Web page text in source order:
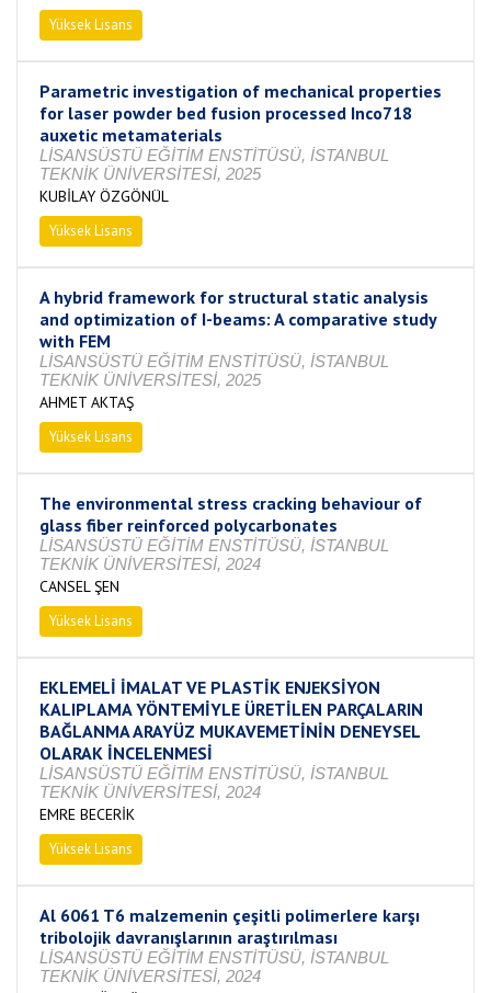
Yüksek Lisans
Parametric investigation of mechanical properties
for laser powder bed fusion processed Inco718
auxetic metamaterials
LİSANSÜSTÜ EĞİTİM ENSTİTÜSÜ, İSTANBUL
TEKNİK ÜNİVERSİTESİ, 2025
KUBİLAY ÖZGÖNÜL
Yüksek Lisans
A hybrid framework for structural static analysis
and optimization of I-beams: A comparative study
with FEM
LİSANSÜSTÜ EĞİTİM ENSTİTÜSÜ, İSTANBUL
TEKNİK ÜNİVERSİTESİ, 2025
AHMET AKTAŞ
Yüksek Lisans
The environmental stress cracking behaviour of
glass fiber reinforced polycarbonates
LİSANSÜSTÜ EĞİTİM ENSTİTÜSÜ, İSTANBUL
TEKNİK ÜNİVERSİTESİ, 2024
CANSEL ŞEN
Yüksek Lisans
EKLEMELİ İMALAT VE PLASTİK ENJEKSİYON
KALIPLAMA YÖNTEMİYLE ÜRETİLEN PARÇALARIN
BAĞLANMA ARAYÜZ MUKAVEMETİNİN DENEYSEL
OLARAK İNCELENMESİ
LİSANSÜSTÜ EĞİTİM ENSTİTÜSÜ, İSTANBUL
TEKNİK ÜNİVERSİTESİ, 2024
EMRE BECERİK
Yüksek Lisans
Al 6061 T6 malzemenin çeşitli polimerlere karşı
tribolojik davranışlarının araştırılması
LİSANSÜSTÜ EĞİTİM ENSTİTÜSÜ, İSTANBUL
TEKNİK ÜNİVERSİTESİ, 2024